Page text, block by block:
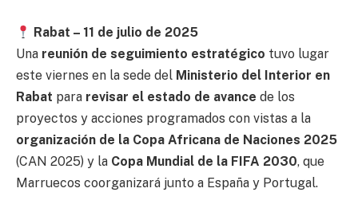
Rabat – 11 de julio de 2025
Una reunión de seguimiento estratégico tuvo lugar
este viernes en la sede del Ministerio del Interior en
Rabat para revisar el estado de avance de los
proyectos y acciones programados con vistas a la
organización de la Copa Africana de Naciones 2025
(CAN 2025) y la Copa Mundial de la FIFA 2030, que
Marruecos coorganizará junto a España y Portugal.